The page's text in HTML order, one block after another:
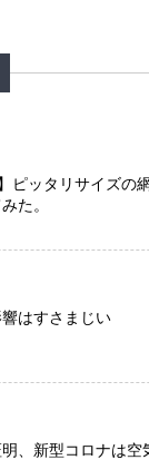
ピッタリサイズの
た。
はすさまじい
明、新型コロナは